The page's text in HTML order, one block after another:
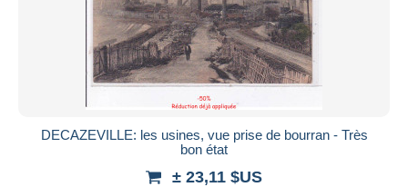
DECAZEVILLE: les usines, vue prise de bourran - Très
bon état
± 23,11 $US